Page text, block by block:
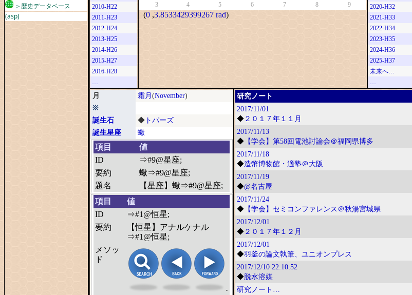
＞歴史データベース
(asp)
2010-H22
2011-H23
2012-H24
2013-H25
2014-H26
2015-H27
2016-H28
…
3
4 5 6 7 8 9
(0 ,3.8533429399267 rad)
2020-H32
2021-H33
2022-H34
2023-H35
2024-H36
2025-H37
未来へ…
…
月 霜月 (November)
※
誕生石
◆ トパーズ
誕生星座
蠍
項目
値
ID
⇒#9@星座;
要約
蠍⇒#9@星座;
題名
【星座】蠍⇒#9@星座;
項目
値
ID
⇒#1@恒星;
要約
【恒星】アナルケナル
⇒#1@恒星;
メソッ
ド
·
研究ノート
2017/11/01
◆ ２０１７年１１月
2017/11/13
◆ 【学会】第58回電池討論会＠福岡県博多
2017/11/18
◆造幣博物館・適塾＠大阪
2017/11/19
◆@名古屋
2017/11/24
◆ 【学会】セミコンファレンス＠秋湯宮城県
2017/12/01
◆ ２０１７年１２月
2017/12/01
◆羽釜の論文執筆、ユニオンプレス
2017/12/10 22:10:52
◆脱水溶媒
研究ノート…